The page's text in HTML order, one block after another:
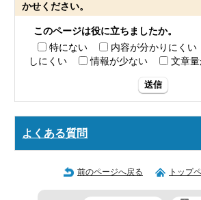
かせください。
このページは役に立ちましたか。
特にない
内容が分かりにくい
しにくい
情報が少ない 文章
送信
よくある質問
前のページへ戻る トップ